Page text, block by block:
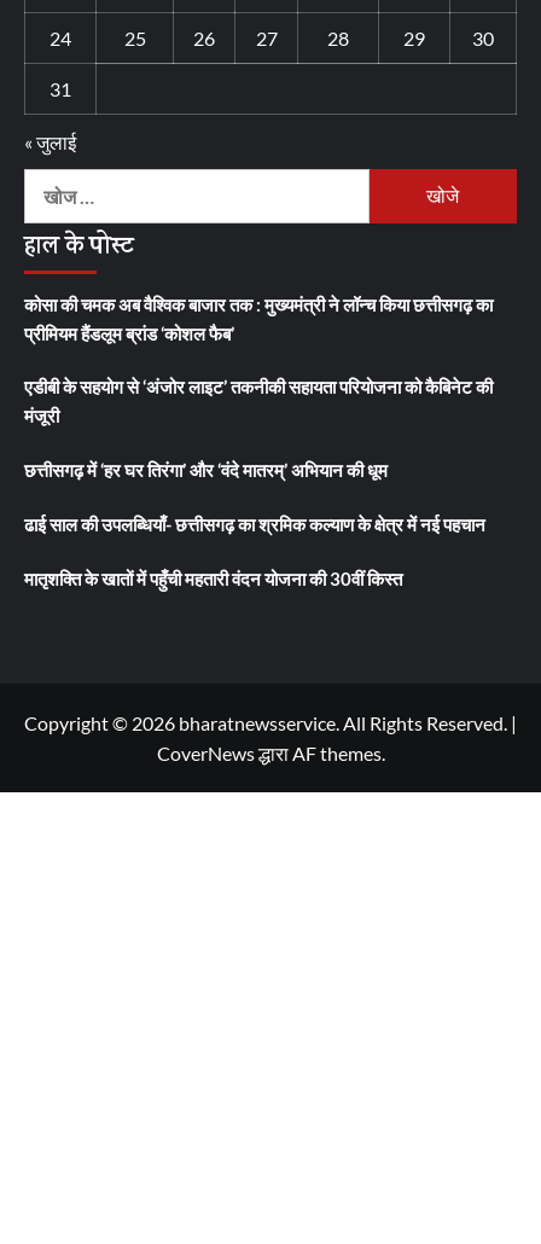
24 25 26 27 28 29 30
31
« जुलाई
निम्न
खोजें:
हाल के पोस्ट
कोसा की चमक अब वैश्विक बाजार तक : मुख्यमंत्री ने लॉन्च किया छत्तीसगढ़ का
प्रीमियम हैंडलूम ब्रांड ‘कोशल फैब’
एडीबी के सहयोग से ‘अंजोर लाइट’ तकनीकी सहायता परियोजना को कैबिनेट की
मंजूरी
छत्तीसगढ़ में ‘हर घर तिरंगा’ और ‘वंदे मातरम्’ अभियान की धूम
ढाई साल की उपलब्धियाँ- छत्तीसगढ़ का श्रमिक कल्याण के क्षेत्र में नई पहचान
मातृशक्ति के खातों में पहुँची महतारी वंदन योजना की 30वीं किस्त
Copyright © 2026 bharatnewsservice. All Rights Reserved. |
CoverNewsद्धारा AF themes.